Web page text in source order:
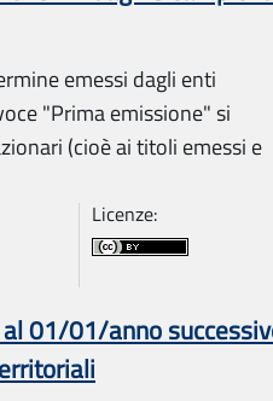
emessi dagli enti
"Prima emissione" si
(cioè ai titoli emessi e
Licenze:
01/01/anno